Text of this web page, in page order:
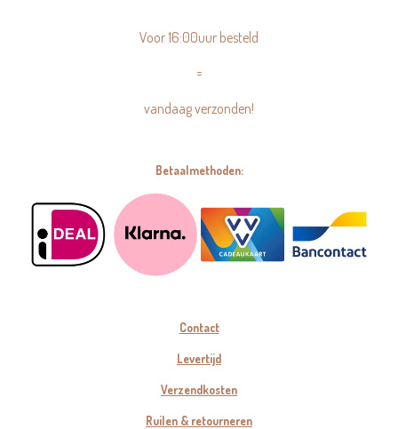
Voor 16:00uur besteld
=
vandaag verzonden!
Betaalmethoden:
Contact
Levertijd
Verzendkosten
Ruilen & retourneren